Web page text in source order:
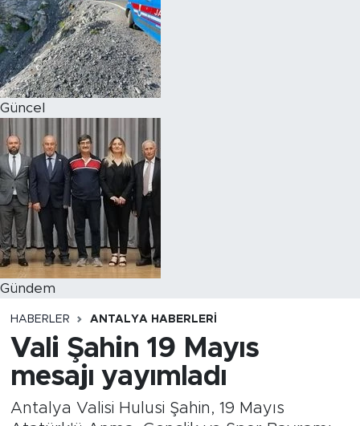
Güncel
Gündem
HABERLER ANTALYA HABERLERI
Vali Şahin 19 Mayıs
mesajı yayımladı
Antalya Valisi Hulusi Şahin, 19 Mayıs
Magazin
Özel Haber
Politika
Resmi İlanlar
Sağlık
Spor
Turizm